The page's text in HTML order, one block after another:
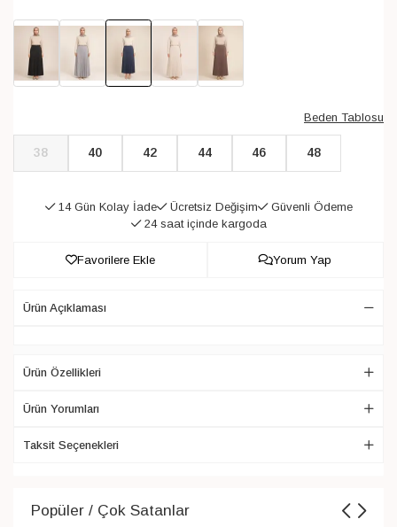
Beden Tablosu
38 40 42 44 46 48
14 Gün Kolay İade Ücretsiz Değişim
Güvenli Ödeme
24 saat içinde kargoda
Favorilere Ekle Yorum Yap
Ürün Açıklaması
Ürün Özellikleri
Ürün Yorumları
Taksit Seçenekleri
Popüler / Çok Satanlar